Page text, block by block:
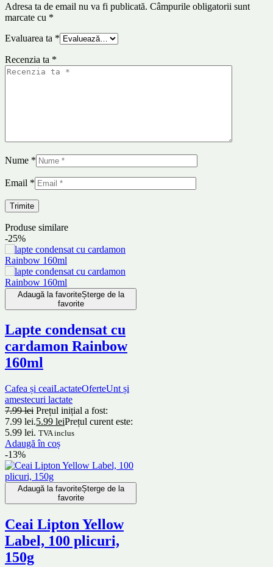
Adresa ta de email nu va fi publicată. Câmpurile obligatorii sunt
marcate cu *
Evaluarea ta *
Recenzia ta *
Nume *
Email *
Produse similare
-25%
Adaugă la favoriteȘterge de la
favorite
Lapte condensat cu
cardamon Rainbow
160ml
Cafea și ceaiLactateOferteUnt și
amestecuri lactate
7.99lei Prețul inițial a fost:
7.99 lei.5.99 leiPrețul curent este:
5.99 lei. TVA inclus
Adaugă în coș
-13%
Adaugă la favoriteȘterge de la
favorite
Ceai Lipton Yellow
Label, 100 plicuri,
150g